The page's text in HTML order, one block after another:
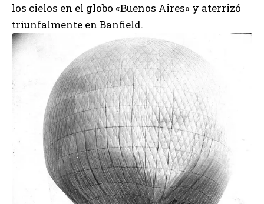
los cielos en el globo «Buenos Aires» y aterrizó
triunfalmente en Banfield.